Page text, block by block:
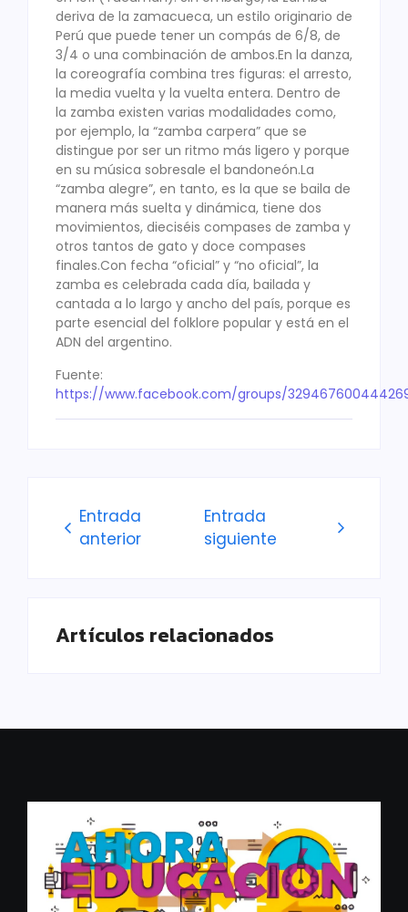
deriva de la zamacueca, un estilo originario de
Perú que puede tener un compás de 6/8, de
3/4 o una combinación de ambos.En la danza,
la coreografía combina tres figuras: el arresto,
la media vuelta y la vuelta entera. Dentro de
la zamba existen varias modalidades como,
por ejemplo, la “zamba carpera” que se
distingue por ser un ritmo más ligero y porque
en su música sobresale el bandoneón.La
“zamba alegre”, en tanto, es la que se baila de
manera más suelta y dinámica, tiene dos
movimientos, dieciséis compases de zamba y
otros tantos de gato y doce compases
finales.Con fecha “oficial” y “no oficial”, la
zamba es celebrada cada día, bailada y
cantada a lo largo y ancho del país, porque es
parte esencial del folklore popular y está en el
ADN del argentino.
Fuente:
https://www.facebook.com/groups/
Entrada
anterior
Entrada
siguiente
Artículos relacionados